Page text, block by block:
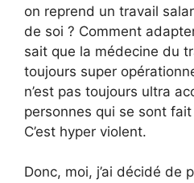
on reprend un travail
de soi ? Comment
sait que la médecine du
toujours super
n’est pas toujours ultra
personnes qui se sont
C’est hyper violent.
Donc, moi, j’ai décidé de